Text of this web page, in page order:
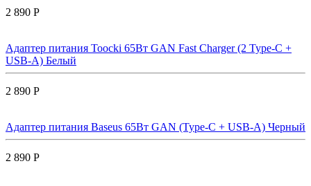
2 890 Р
Адаптер питания Toocki 65Вт GAN Fast Charger (2 Type-C +
USB-A) Белый
2 890 Р
Адаптер питания Baseus 65Вт GAN (Type-C + USB-A) Черный
2 890 Р